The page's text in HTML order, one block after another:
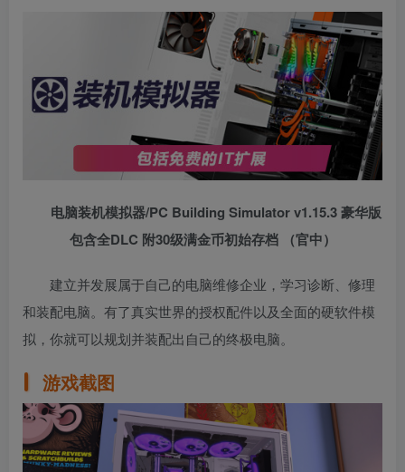
电脑装机模拟器/PC Building Simulator v1.15.3 豪华版
包含全DLC 附30级满金币初始存档 （官中）
建立并发展属于自己的电脑维修企业，学习诊断、修理
和装配电脑。有了真实世界的授权配件以及全面的硬软件模
拟，你就可以规划并装配出自己的终极电脑。
游戏截图